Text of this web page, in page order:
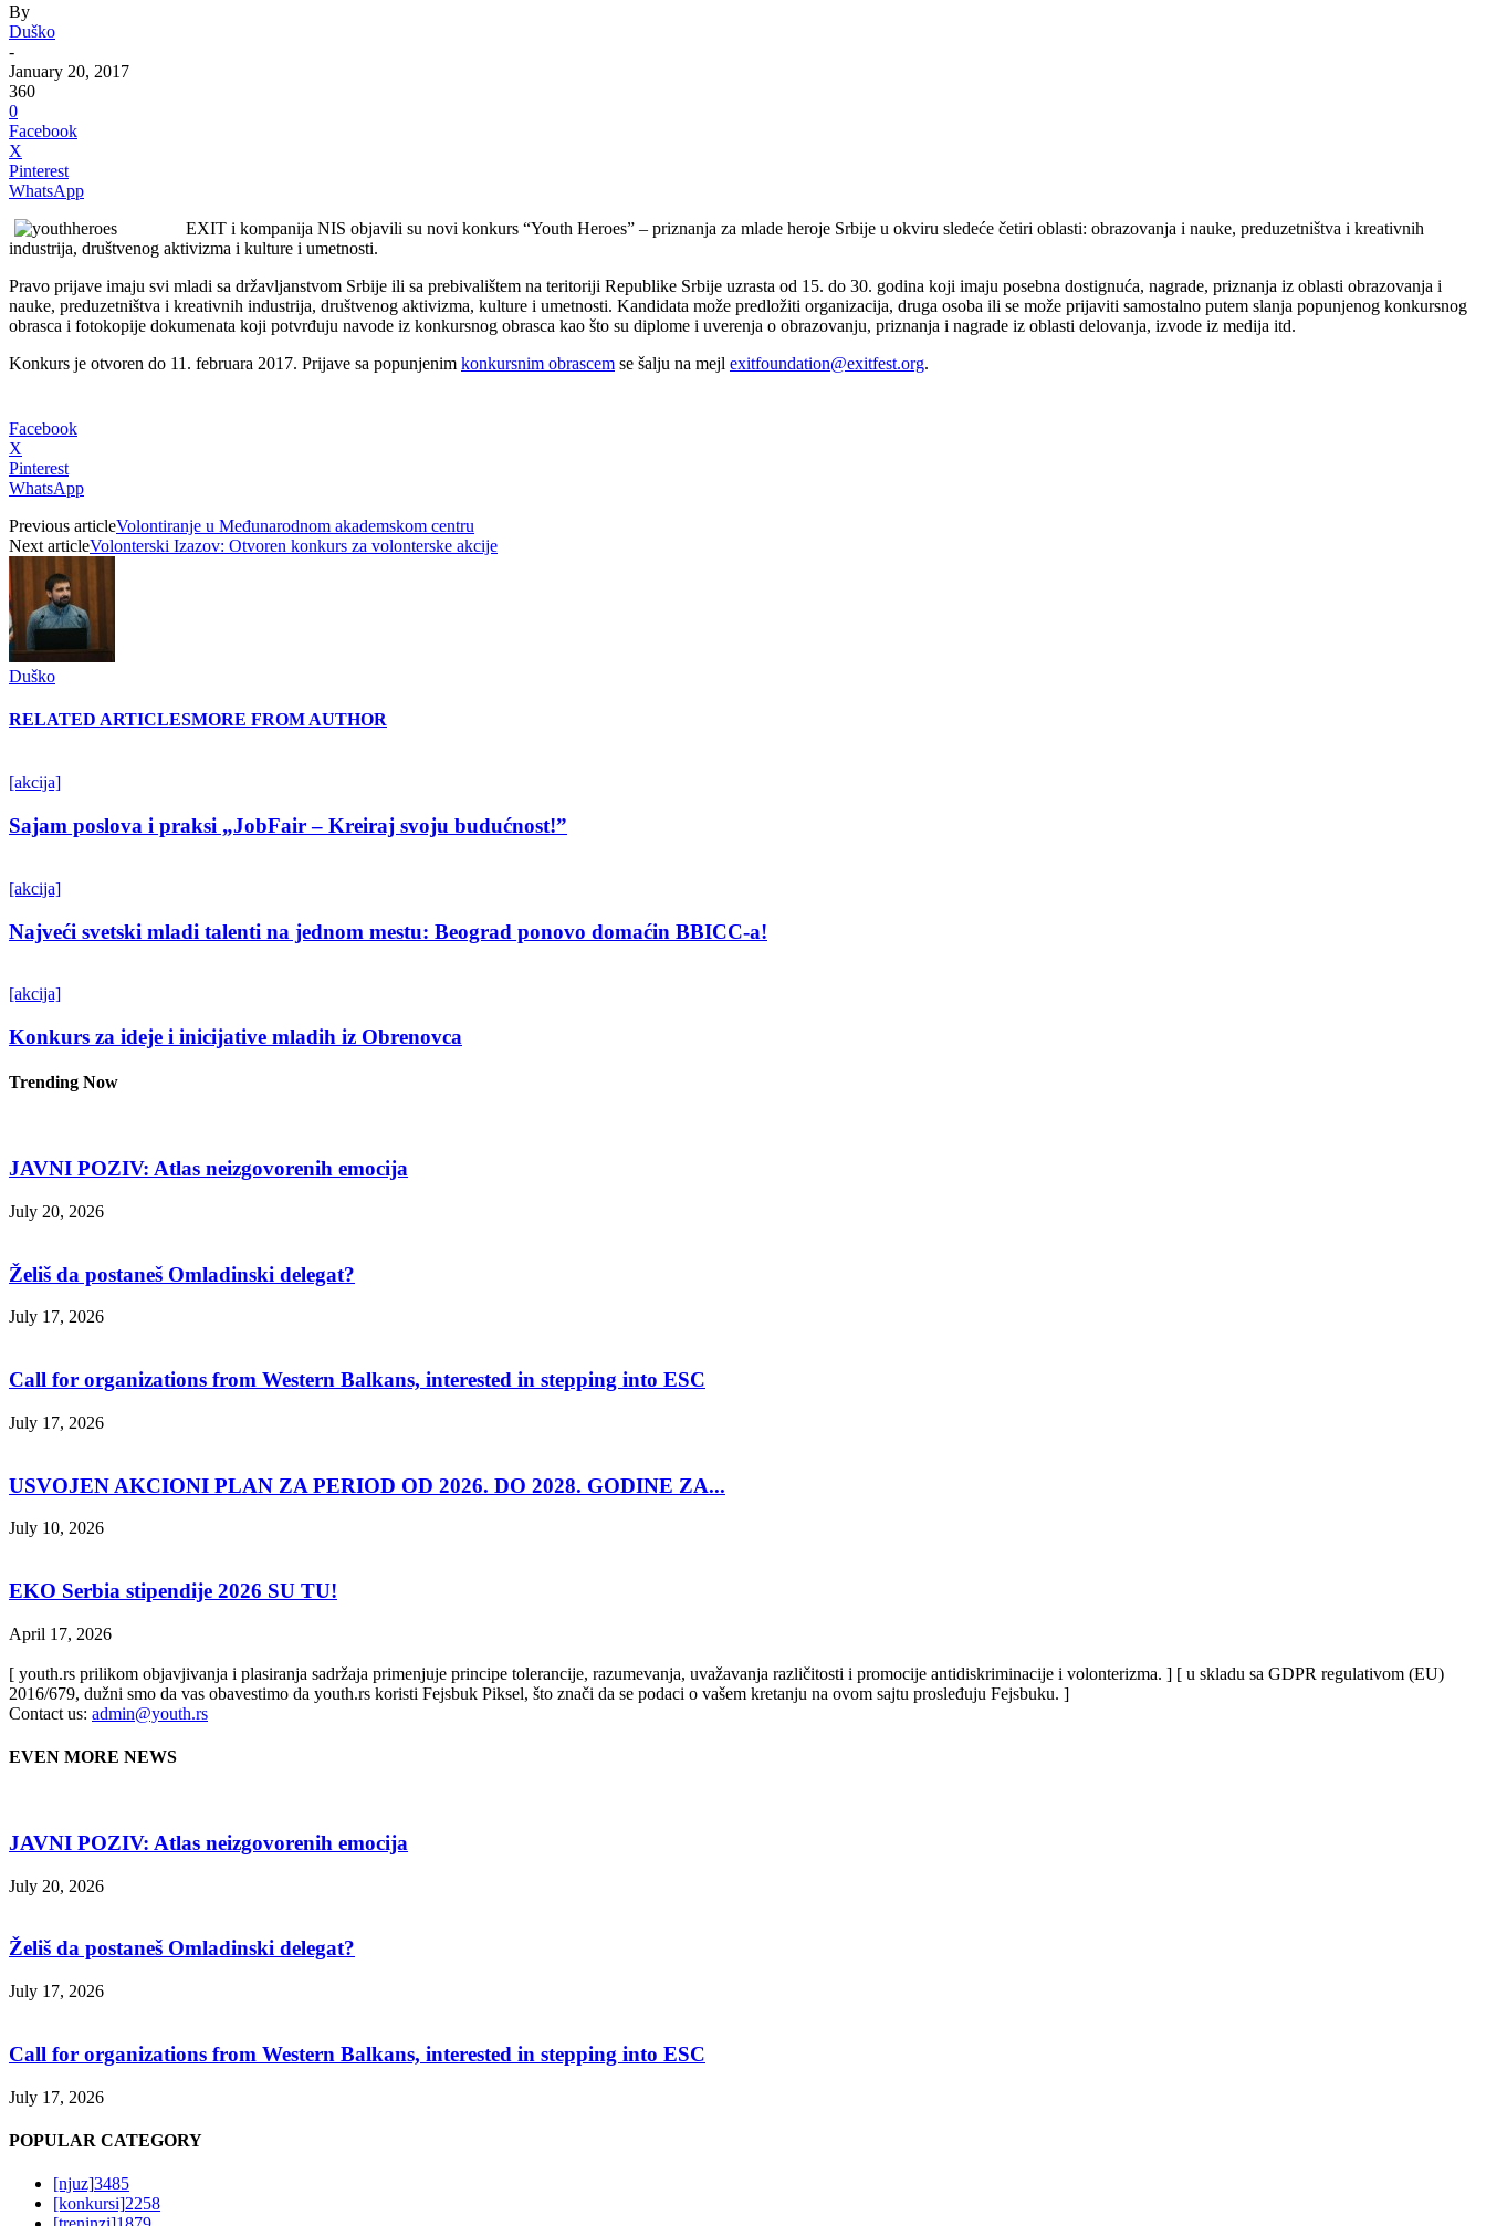
By
Duško
-
January 20, 2017
360
0
Facebook
X
Pinterest
WhatsApp
EXIT i kompanija NIS objavili su novi konkurs “Youth Heroes” – priznanja za mlade heroje Srbije u okviru sledeće četiri oblasti: obrazovanja i nauke, preduzetništva i kreativnih
industrija, društvenog aktivizma i kulture i umetnosti.
Pravo prijave imaju svi mladi sa državljanstvom Srbije ili sa prebivalištem na teritoriji Republike Srbije uzrasta od 15. do 30. godina koji imaju posebna dostignuća, nagrade, priznanja iz oblasti obrazovanja i
nauke, preduzetništva i kreativnih industrija, društvenog aktivizma, kulture i umetnosti. Kandidata može predložiti organizacija, druga osoba ili se može prijaviti samostalno putem slanja popunjenog konkursnog
obrasca i fotokopije dokumenata koji potvrđuju navode iz konkursnog obrasca kao što su diplome i uverenja o obrazovanju, priznanja i nagrade iz oblasti delovanja, izvode iz medija itd.
Konkurs je otvoren do 11. februara 2017. Prijave sa popunjenim konkursnim obrascem se šalju na mejl exitfoundation@exitfest.org.
Facebook
X
Pinterest
WhatsApp
Previous articleVolontiranje u Međunarodnom akademskom centru
Next articleVolonterski Izazov: Otvoren konkurs za volonterske akcije
Duško
RELATED ARTICLESMORE FROM AUTHOR
[akcija]
Sajam poslova i praksi „JobFair – Kreiraj svoju budućnost!”
[akcija]
Najveći svetski mladi talenti na jednom mestu: Beograd ponovo domaćin BBICC-a!
[akcija]
Konkurs za ideje i inicijative mladih iz Obrenovca
Trending Now
JAVNI POZIV: Atlas neizgovorenih emocija
July 20, 2026
Želiš da postaneš Omladinski delegat?
July 17, 2026
Call for organizations from Western Balkans, interested in stepping into ESC
July 17, 2026
USVOJEN AKCIONI PLAN ZA PERIOD OD 2026. DO 2028. GODINE ZA...
July 10, 2026
EKO Serbia stipendije 2026 SU TU!
April 17, 2026
[ youth.rs prilikom objavjivanja i plasiranja sadržaja primenjuje principe tolerancije, razumevanja, uvažavanja različitosti i promocije antidiskriminacije i volonterizma. ] [ u skladu sa GDPR regulativom (EU)
2016/679, dužni smo da vas obavestimo da youth.rs koristi Fejsbuk Piksel, što znači da se podaci o vašem kretanju na ovom sajtu prosleđuju Fejsbuku. ]
Contact us: admin@youth.rs
EVEN MORE NEWS
JAVNI POZIV: Atlas neizgovorenih emocija
July 20, 2026
Želiš da postaneš Omladinski delegat?
July 17, 2026
Call for organizations from Western Balkans, interested in stepping into ESC
July 17, 2026
POPULAR CATEGORY
[njuz]3485
[konkursi]2258